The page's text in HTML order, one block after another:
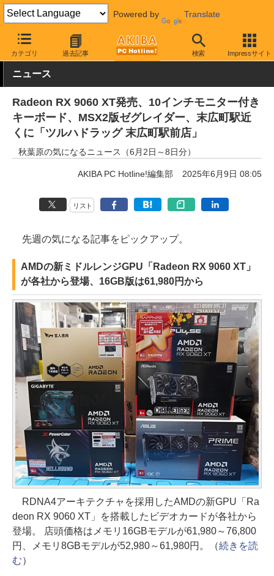
Powered by Translate
カテゴリ 過去記事 検索 Impressサイト
AKIBA PC Hotline! その他
ニュース
Radeon RX 9060 XT発売、10インチモニター付き
キーボード、MSX2版ゼグレイダー、末広町駅近
くに「ツルハドラッグ 末広町駅前店」
秋葉原の気になるニュース（6月2日～8日分）
AKIBA PC Hotline!編集部 2025年6月9日 08:05
リスト
先週の気になる記事をピックアップ。
AMDの新ミドルレンジGPU「Radeon RX 9060 XT」
が各社から登場、16GB版は61,980円から
RDNA4アーキテクチャを採用したAMDの新GPU「Ra
deon RX 9060 XT」を搭載したビデオカードが各社から
登場。 店頭価格はメモリ16GBモデルが61,980～76,800
円、メモリ8GBモデルが52,980～61,980円。（続きを読
む）